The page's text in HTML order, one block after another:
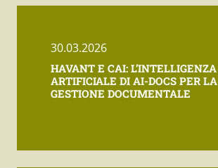
30.03.2026
HAVANT E CAI: L’INTELLIGENZA
ARTIFICIALE DI AI-DOCS PER LA
GESTIONE DOCUMENTALE